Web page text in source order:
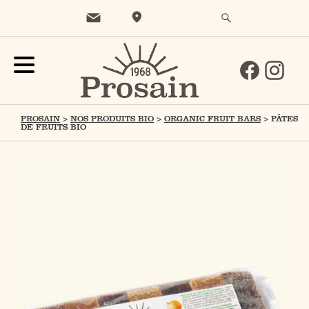
PROSAIN > NOS PRODUITS BIO > ORGANIC FRUIT BARS > PÂTES
DE FRUITS BIO